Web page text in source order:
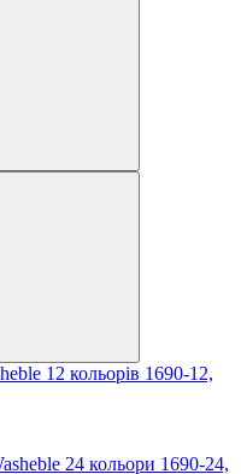
12 кольорів 1690-12,